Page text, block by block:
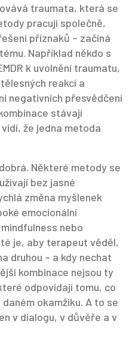
traumata, která se
pracují společně,
příznaků – začíná
Například někdo s
k uvolnění traumatu,
reakcí a
negativních přesvědčení
stávají
že jedna metoda
Některé metody se
bez jasné
změna myšlenek
emocionální
nebo
je, aby terapeut věděl,
druhou – a kdy nechat
kombinace nejsou ty
odpovídají tomu, co
okamžiku. A to se
v dialogu, v důvěře a v